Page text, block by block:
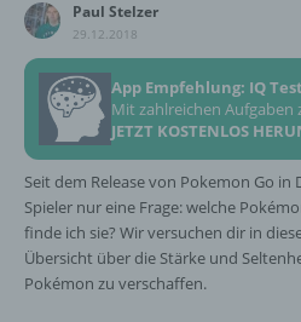
Paul Stelzer
29.12.2018
App Empfehlung: IQ
Mit zahlreichen
JETZT KOSTENLOS
Seit dem Release von Pokemon Go
Spieler nur eine Frage: welche
finde ich sie? Wir versuchen dir in
Übersicht über die Stärke und
Pokémon zu verschaffen.